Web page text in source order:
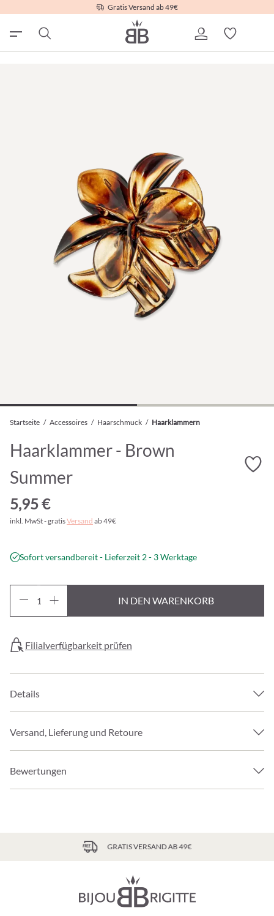
Gratis Versand ab 49€
Startseite / Accessoires / Haarschmuck / Haarklammern
Haarklammer - Brown
Summer
5,95 €
inkl. MwSt - gratisVersand ab 49€
Sofort versandbereit - Lieferzeit 2 - 3 Werktage
IN DEN WARENKORB
Filialverfügbarkeit prüfen
Details
Versand, Lieferung und Retoure
Bewertungen
GRATIS VERSAND AB 49€